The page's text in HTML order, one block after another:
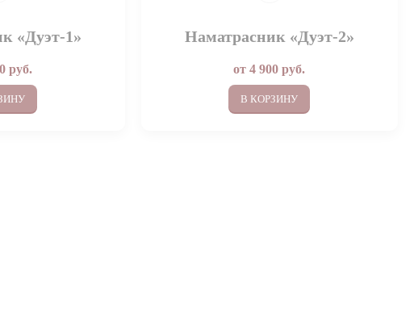
«Дуэт-1»
руб.
Наматрасник «Дуэт-2»
от4 900 руб.
В КОРЗИНУ